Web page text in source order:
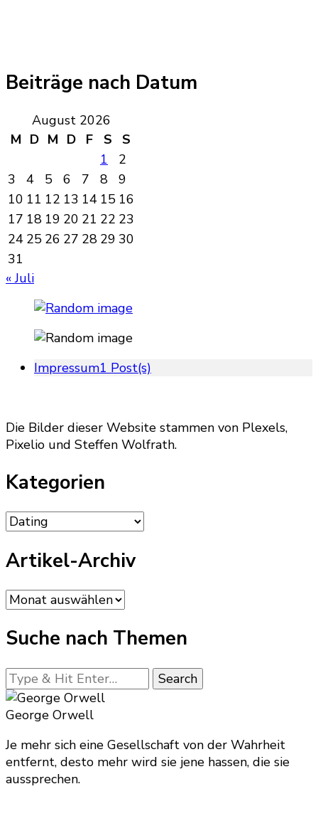
Beiträge nach Datum
August 2026
M D M D F S
S
1
2
3
4 5 6 7 8
9
10 11 12 13 14 15 16
17 18 19 20 21 22 23
24 25 26 27 28 29 30
31
« Juli
Impressum1 Post(s)
Die Bilder dieser Website stammen von Plexels,
Pixelio und Steffen Wolfrath.
Kategorien
Kategorien
Artikel-Archiv
Artikel-
Archiv
Suche nach Themen
Looking
for
Something?
George Orwell
Je mehr sich eine Gesellschaft von der Wahrheit
entfernt, desto mehr wird sie jene hassen, die sie
aussprechen.